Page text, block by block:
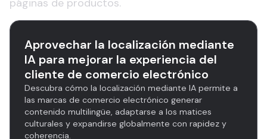
páginas de productos.
Aprovechar la localización mediante
IA para mejorar la experiencia del
cliente de comercio electrónico
Descubra cómo la localización mediante IA permite a
las marcas de comercio electrónico generar
contenido multilingüe, adaptarse a los matices
culturales y expandirse globalmente con rapidez y
coherencia.